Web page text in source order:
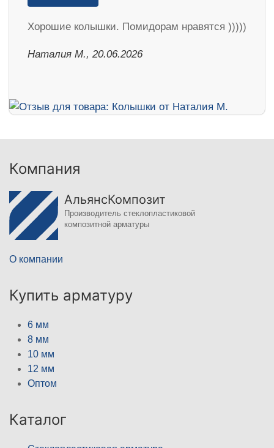
Хорошие колышки. Помидорам нравятся )))))
Наталия М., 20.06.2026
Компания
АльянсКомпозит
Производитель стеклопластиковой
композитной арматуры
О компании
Купить арматуру
6 мм
8 мм
10 мм
12 мм
Оптом
Каталог